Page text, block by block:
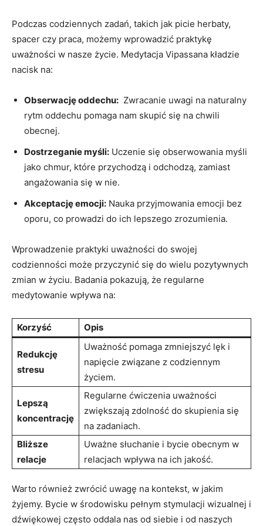
Podczas codziennych zadań, takich jak picie herbaty,
spacer czy praca, możemy wprowadzić praktykę
‌uważności w nasze życie. Medytacja Vipassana kładzie
nacisk na:
Obserwację oddechu: ⁣ Zwracanie uwagi na naturalny
‌rytm oddechu pomaga nam skupić się ⁤na chwili
obecnej.
Dostrzeganie myśli: Uczenie się obserwowania myśli
jako chmur, które przychodzą i odchodzą, zamiast
angażowania się w nie.
Akceptację emocji: Nauka przyjmowania ‌emocji bez
oporu, co prowadzi do ich lepszego zrozumienia.
Wprowadzenie praktyki uważności do ⁤swojej
‌codzienności może przyczynić się⁤ do‌ wielu pozytywnych
zmian w życiu. ⁢Badania pokazują, że regularne
medytowanie wpływa na:
Korzyść Opis
Redukcję
stresu
Uważność pomaga zmniejszyć lęk‍ i
napięcie związane z codziennym
życiem.
Lepszą
koncentrację
Regularne ćwiczenia ⁣uważności
zwiększają zdolność do skupienia się⁢
na zadaniach.
Bliższe
relacje
Uważne⁤ słuchanie i bycie obecnym ⁣w
relacjach wpływa na ich jakość.
Warto również zwrócić uwagę na ⁣kontekst, w jakim
⁣żyjemy. ⁣Bycie w środowisku pełnym stymulacji‌ wizualnej i
dźwiękowej⁤ często oddala nas od siebie i od naszych